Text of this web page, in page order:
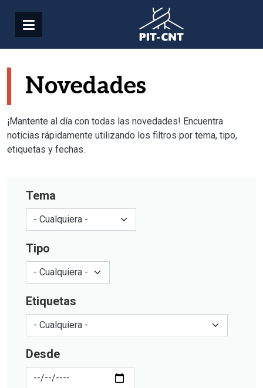
Novedades
¡Mantente al día con todas las novedades! Encuentra
noticias rápidamente utilizando los filtros por tema, tipo,
etiquetas y fechas.
Tema
Tipo
Etiquetas
Desde